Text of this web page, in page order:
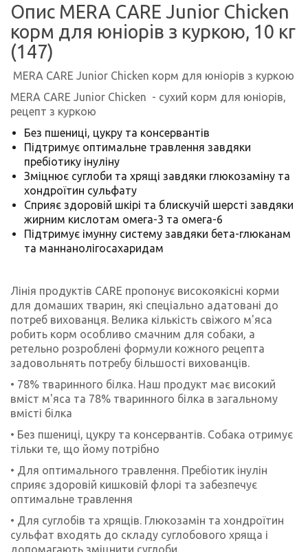
Опис MERA CARE Junior Chicken
корм для юніорів з куркою, 10 кг
(147)
MERA CARE Junior Chicken корм для юніорів з куркою
MERA CARE Junior Chicken - сухий корм для юніорів,
рецепт з куркою
Без пшениці, цукру та консервантів
Підтримує оптимальне травлення завдяки
пребіотику інуліну
Зміцнює суглоби та хрящі завдяки глюкозаміну та
хондроїтин сульфату
Сприяє здоровій шкірі та блискучій шерсті завдяки
жирним кислотам омега-3 та омега-6
Підтримує імунну систему завдяки бета-глюканам
та маннанолігосахаридам
Лінія продуктів CARE пропонує високоякісні корми
для домаших тварин, які спеціально адатовані до
потреб вихованця. Велика кількість свіжого м'яса
робить корм особливо смачним для собаки, а
ретельно розроблені формули кожного рецепта
задовольнять потребу більшості вихованців.
• 78% тваринного білка. Наш продукт має високий
вміст м'яса та 78% тваринного білка в загальному
вмісті білка
• Без пшениці, цукру та консервантів. Собака отримує
тільки те, що йому потрібно
• Для оптимального травлення. Пребіотик інулін
сприяє здоровій кишковій флорі та забезпечує
оптимальне травлення
• Для суглобів та хрящів. Глюкозамін та хондроїтин
сульфат входять до складу суглобового хряща і
допомагають зміцнити суглоби.